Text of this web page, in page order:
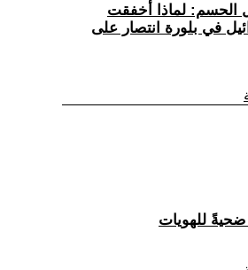
الحسم: لماذا أخفقت
في بلورة انتصار على